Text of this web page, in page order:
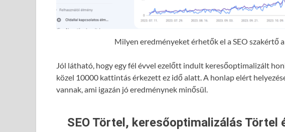
Milyen eredményeket érhetők el a SEO szakértő
Jól látható, hogy egy fél évvel ezelőtt indult keresőoptimalizált
közel 10000 kattintás érkezett ez idő alatt. A honlap elért
vannak, ami igazán jó eredménynek minősül.
SEO Törtel, keresőoptimalizálás Törtel